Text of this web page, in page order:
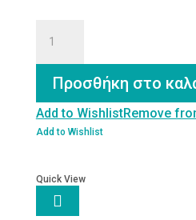
Αχλάδι
ποσότητα
Προσθήκη στο
Add to WishlistRemove
Add to Wishlist
Quick View
